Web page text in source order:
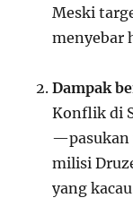
Meski
menyebar
Dampak
Konflik di
—pasukan
milisi
yang